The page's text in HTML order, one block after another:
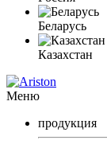
Беларусь
Казахстан
Меню
продукция